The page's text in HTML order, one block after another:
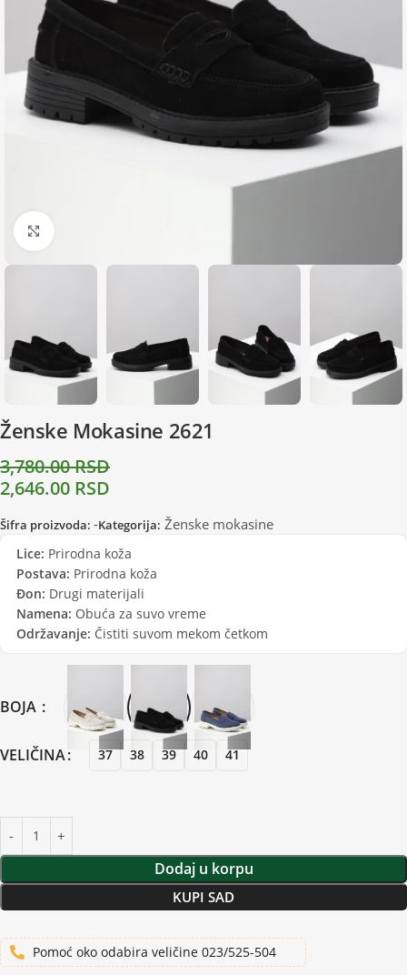
Zumiraj sliku
Ženske Mokasine 2621
3,780.00RSD
2,646.00 RSD
Šifra proizvoda: -Kategorija: Ženske mokasine
Lice: Prirodna koža
Postava: Prirodna koža
Đon: Drugi materijali
Namena: Obuća za suvo vreme
Održavanje: Čistiti suvom mekom četkom
BOJA
VELIČINA 37 38 39 40 41
Dodaj u korpu
KUPI SAD
Pomoć oko odabira veličine 023/525-504